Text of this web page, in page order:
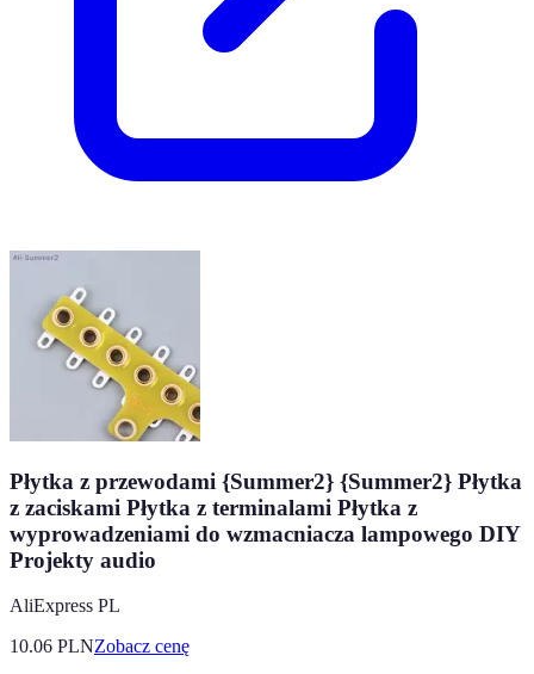
Płytka z przewodami {Summer2} {Summer2} Płytka
z zaciskami Płytka z terminalami Płytka z
wyprowadzeniami do wzmacniacza lampowego DIY
Projekty audio
AliExpress PL
10.06 PLNZobacz cenę